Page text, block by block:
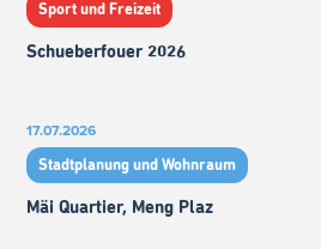
Sport und Freizeit
Schueberfouer 2026
17.07.2026
Stadtplanung und Wohnraum
Mäi Quartier, Meng Plaz